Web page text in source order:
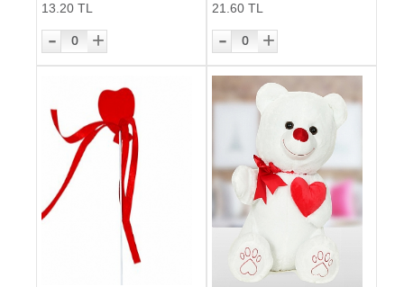
13.20 TL
- 0 +
21.60 TL
- 0 +